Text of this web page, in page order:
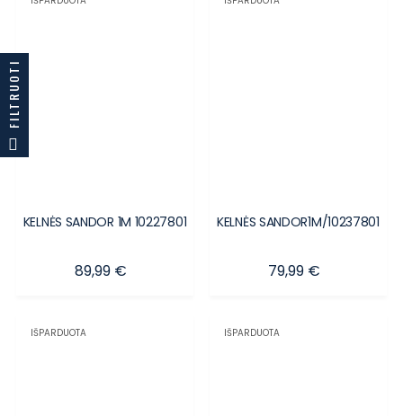
KELNĖS SANDOR 1M 10227801
Kaina
89,99 €
KELNĖS SANDOR1M/10237801
Kaina
79,99 €
IŠPARDUOTA IŠPARDUOTA
FILTRUOTI